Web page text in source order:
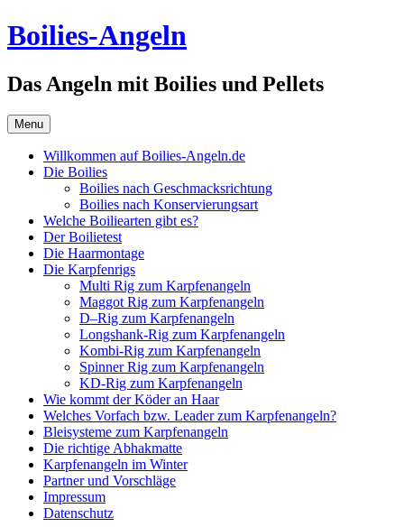
Skip
to
Boilies-Angeln
Das Angeln mit Boilies und Pellets
Menu
Willkommen auf Boilies-Angeln.de
Die Boilies
Boilies nach Geschmacksrichtung
Boilies nach Konservierungsart
Welche Boiliearten gibt es?
Der Boilietest
Die Haarmontage
Die Karpfenrigs
Multi Rig zum Karpfenangeln
Maggot Rig zum Karpfenangeln
D–Rig zum Karpfenangeln
Longshank-Rig zum Karpfenangeln
Kombi-Rig zum Karpfenangeln
Spinner Rig zum Karpfenangeln
KD-Rig zum Karpfenangeln
Wie kommt der Köder an Haar
Welches Vorfach bzw. Leader zum Karpfenangeln?
Bleisysteme zum Karpfenangeln
Die richtige Abhakmatte
Karpfenangeln im Winter
Partner und Vorschläge
Impressum
Datenschutz